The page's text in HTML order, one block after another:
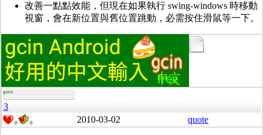
改善一點點效能，但現在如果執行 swing-windows 時移動
視窗，會在新位置與舊位置跳動，必需按住滑鼠等一下。
guest
3
0 0 2010-03-02 quote